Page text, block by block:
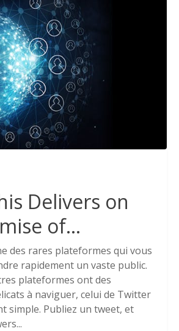
Delivers on
of
Data
des rares plateformes qui vous
rapidement un vaste public.
plateformes ont des
à naviguer, celui de Twitter
simple. Publiez un tweet, et